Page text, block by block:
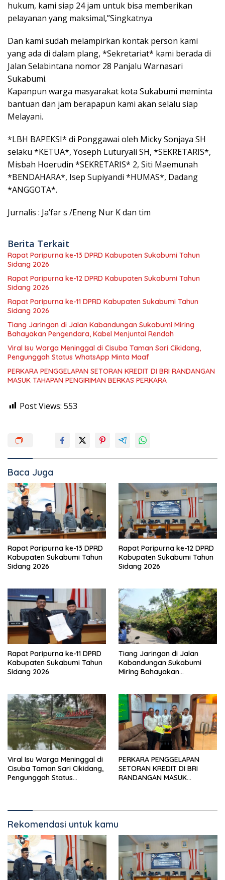
hukum, kami siap 24 jam untuk bisa memberikan
pelayanan yang maksimal,”Singkatnya
Dan kami sudah melampirkan kontak person kami
yang ada di dalam plang, *Sekretariat* kami berada di
Jalan Selabintana nomor 28 Panjalu Warnasari
Sukabumi.
Kapanpun warga masyarakat kota Sukabumi meminta
bantuan dan jam berapapun kami akan selalu siap
Melayani.
*LBH BAPEKSI* di Ponggawai oleh Micky Sonjaya SH
selaku *KETUA*, Yoseph Luturyali SH, *SEKRETARIS*,
Misbah Hoerudin *SEKRETARIS* 2, Siti Maemunah
*BENDAHARA*, Isep Supiyandi *HUMAS*, Dadang
*ANGGOTA*.
Jurnalis : Ja’far s /Eneng Nur K dan tim
Berita Terkait
Rapat Paripurna ke-13 DPRD Kabupaten Sukabumi Tahun
Sidang 2026
Rapat Paripurna ke-12 DPRD Kabupaten Sukabumi Tahun
Sidang 2026
Rapat Paripurna ke-11 DPRD Kabupaten Sukabumi Tahun
Sidang 2026
Tiang Jaringan di Jalan Kabandungan Sukabumi Miring
Bahayakan Pengendara, Kabel Menjuntai Rendah
Viral Isu Warga Meninggal di Cisuba Taman Sari Cikidang,
Pengunggah Status WhatsApp Minta Maaf
PERKARA PENGGELAPAN SETORAN KREDIT DI BRI RANDANGAN
MASUK TAHAPAN PENGIRIMAN BERKAS PERKARA
Post Views: 553
Baca Juga
Rapat Paripurna ke-13 DPRD
Kabupaten Sukabumi Tahun
Sidang 2026
Rapat Paripurna ke-12 DPRD
Kabupaten Sukabumi Tahun
Sidang 2026
Rapat Paripurna ke-11 DPRD
Kabupaten Sukabumi Tahun
Sidang 2026
Tiang Jaringan di Jalan
Kabandungan Sukabumi
Miring Bahayakan
Viral Isu Warga Meninggal di
Cisuba Taman Sari Cikidang,
Pengunggah Status
PERKARA PENGGELAPAN
SETORAN KREDIT DI BRI
RANDANGAN MASUK
Rekomendasi untuk kamu